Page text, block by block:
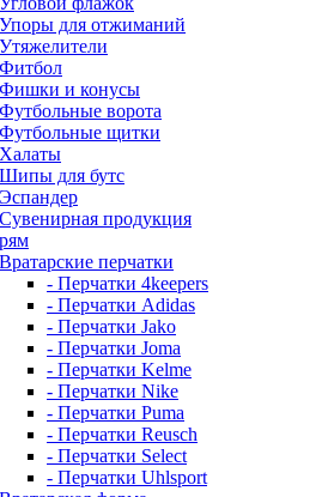
Упоры для отжиманий
Утяжелители
Фитбол
Фишки и конусы
Футбольные ворота
Футбольные щитки
Халаты
Шипы для бутс
Эспандер
Сувенирная продукция
Вратарские перчатки
- Перчатки 4keepers
- Перчатки Adidas
- Перчатки Jako
- Перчатки Joma
- Перчатки Kelme
- Перчатки Nike
- Перчатки Puma
- Перчатки Reusch
- Перчатки Select
- Перчатки Uhlsport